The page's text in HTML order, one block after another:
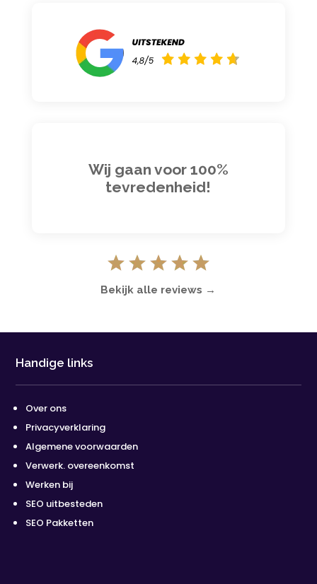
Wij gaan voor 100%
tevredenheid!
Bekijk alle reviews →
Handige links
Over ons
Privacyverklaring
Algemene voorwaarden
Verwerk. overeenkomst
Werken bij
SEO uitbesteden
SEO Pakketten